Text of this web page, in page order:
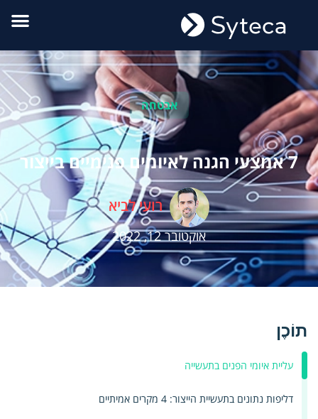
אבטחה
7 אמצעי הגנה לאיומים פנימיים בייצור
רועי לביא
אוקטובר 12, 2022
תוֹכֶן
עליית איומי הפנים בתעשייה
דליפות נתונים בתעשיית הייצור: 4 מקרים אמיתיים